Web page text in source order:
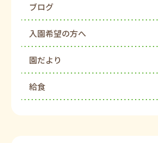
ブログ
入園希望の方へ
園だより
給食